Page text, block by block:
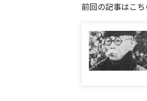
前回の記事はこち